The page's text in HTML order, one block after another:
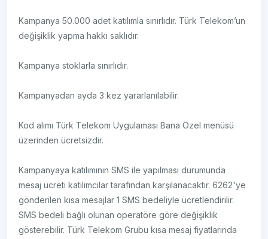
Kampanya 50.000 adet katılımla sınırlıdır. Türk Telekom’un
değişiklik yapma hakkı saklıdır.
Kampanya stoklarla sınırlıdır.
Kampanyadan ayda 3 kez yararlanılabilir.
Kod alımı Türk Telekom Uygulaması Bana Özel menüsü
üzerinden ücretsizdir.
Kampanyaya katılımının SMS ile yapılması durumunda
mesaj ücreti katılımcılar tarafından karşılanacaktır. 6262'ye
gönderilen kısa mesajlar 1 SMS bedeliyle ücretlendirilir.
SMS bedeli bağlı olunan operatöre göre değişiklik
gösterebilir. Türk Telekom Grubu kısa mesaj fiyatlarında